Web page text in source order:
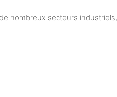
nombreux secteurs industriels,